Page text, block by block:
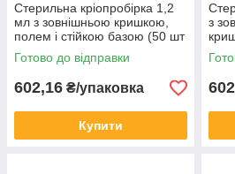
Стерильна кріопробірка 1,2
мл з зовнішньою кришкою,
полем і стійкою базою (50 шт
/ пак)
Готово до відправки
602,16 ₴/упаковка
Купити
з